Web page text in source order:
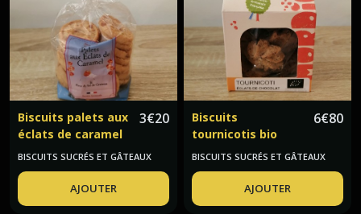
Biscuits palets aux
éclats de caramel
et fleur de sel de
d'Occitanie
3€20
BISCUITS SUCRÉS ET GÂTEAUX
AJOUTER
Biscuits
tournicotis bio
éclats de chocolat
6€80
BISCUITS SUCRÉS ET GÂTEAUX
AJOUTER